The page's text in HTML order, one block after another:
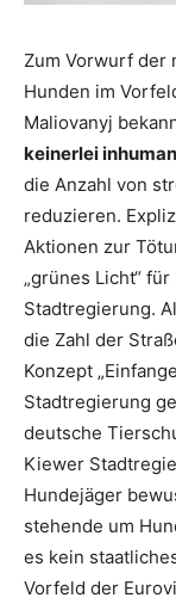
Zum Vorwurf der
Hunden im
Maliovanyj
keinerlei
die Anzahl von
reduzieren.
Aktionen zur
„grünes Licht“
Stadtregierung.
die Zahl der
Konzept
Stadtregierung
deutsche
Kiewer
Hundejäger
stehende um
es kein
Vorfeld der